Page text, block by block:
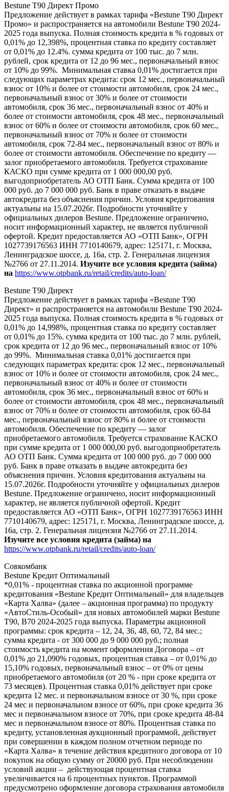
Bestune T90 Директ Промо
Предложение действует в рамках тарифа «Bestune T90 Директ
Промо» и распространяется на автомобили Bestune T90 2024-
2025 года выпуска. Полная стоимость кредита в % годовых от
0,01% до 12,398%, процентная ставка по кредиту составляет
от 0,01% до 12.4%. сумма кредита от 100 тыс. до 7 млн.
рублей, срок кредита от 12 до 96 мес., первоначальный взнос
от 10% до 99%. Минимальная ставка 0,01% достигается при
следующих параметрах кредита: срок 12 мес., первоначальный
взнос от 10% и более от стоимости автомобиля, срок 24 мес.,
первоначальный взнос от 30% и более от стоимости
автомобиля, срок 36 мес., первоначальный взнос от 40% и
более от стоимости автомобиля, срок 48 мес., первоначальный
взнос от 60% и более от стоимости автомобиля, срок 60 мес.,
первоначальный взнос от 70% и более от стоимости
автомобиля, срок 72-84 мес., первоначальный взнос от 80% и
более от стоимости автомобиля. Обеспечение по кредиту —
залог приобретаемого автомобиля. Требуется страхование
КАСКО при сумме кредита от 1 000 000,00 руб.
выгодоприобретатель АО ОТП Банк. Сумма кредита от 100
000 руб. до 7 000 000 руб. Банк в праве отказать в выдаче
автокредита без объяснения причин. Условия кредитования
актуальны на 15.07.2026г. Подробности уточняйте у
официальных дилеров Bestune. Предложение ограничено,
носит информационный характер, не является публичной
офертой. Кредит предоставляется АО «ОТП Банк», ОГРН
1027739176563 ИНН 7710140679, адрес: 125171, г. Москва,
Ленинградское шоссе, д. 16а, стр. 2. Генеральная лицензия
№2766 от 27.11.2014. Изучите все условия кредита (займа)
на https://www.otpbank.ru/retail/credits/auto-loan/
Bestune T90 Директ
Предложение действует в рамках тарифа «Bestune T90
Директ» и распространяется на автомобили Bestune T90 2024-
2025 года выпуска. Полная стоимость кредита в % годовых от
0,01% до 14,998%, процентная ставка по кредиту составляет
от 0,01% до 15%. сумма кредита от 100 тыс. до 7 млн. рублей,
срок кредита от 12 до 96 мес., первоначальный взнос от 10%
до 99%. Минимальная ставка 0,01% достигается при
следующих параметрах кредита: срок 12 мес., первоначальный
взнос от 10% и более от стоимости автомобиля, срок 24 мес.,
первоначальный взнос от 40% и более от стоимости
автомобиля, срок 36 мес., первоначальный взнос от 60% и
более от стоимости автомобиля, срок 48 мес., первоначальный
взнос от 70% и более от стоимости автомобиля, срок 60-84
мес., первоначальный взнос от 80% и более от стоимости
автомобиля. Обеспечение по кредиту — залог
приобретаемого автомобиля. Требуется страхование КАСКО
при сумме кредита от 1 000 000,00 руб. выгодоприобретатель
АО ОТП Банк. Сумма кредита от 100 000 руб. до 7 000 000
руб. Банк в праве отказать в выдаче автокредита без
объяснения причин. Условия кредитования актуальны на
15.07.2026г. Подробности уточняйте у официальных дилеров
Bestune. Предложение ограничено, носит информационный
характер, не является публичной офертой. Кредит
предоставляется АО «ОТП Банк», ОГРН 1027739176563 ИНН
7710140679, адрес: 125171, г. Москва, Ленинградское шоссе, д.
16а, стр. 2. Генеральная лицензия №2766 от 27.11.2014.
Изучите все условия кредита (займа) на
https://www.otpbank.ru/retail/credits/auto-loan/
Совкомбанк
Bestune Кредит Оптимальный
*0,01% - процентная ставка по акционной программе
кредитования «Bestune Кредит Оптимальный» для владельцев
«Карта Халва» (далее – акционная программа) по продукту
«АвтоСтиль-Особый» для новых автомобилей марки Bestune
T90, B70 2024-2025 года выпуска. Параметры акционной
программы: срок кредита – 12, 24, 36, 48, 60, 72, 84 мес.;
сумма кредита - от 300 000 до 9 000 000 руб.; полная
стоимость кредита на момент оформления Договора – от
0,01% до 21,090% годовых, процентная ставка – от 0,01% до
15,10% годовых, первоначальный взнос – от 0% от цены
приобретаемого автомобиля (от 20 % - при сроке кредита от
73 месяцев). Процентная ставка 0,01% действует при сроке
кредита 12 мес. и первоначальном взносе от 30 %, при сроке
24 мес и первоначальном взносе от 60%, при сроке кредита 36
мес и первоначальном взносе от 70%, при сроке кредита 48-84
мес и первоначальном взносе от 80%. Процентная ставка по
кредиту, установленная аукционный программой, действует
при совершении в каждом полном отчетном периоде по
«Карта Халва» в течение действия кредитного договора от 10
покупок на общую сумму от 20000 руб. При несоблюдении
условий акции – действующая процентная ставка
увеличивается на 6 процентных пунктов. Программой
предусмотрено оформление договора страхования автомобиля